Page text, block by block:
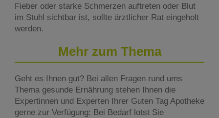
Fieber oder starke Schmerzen auftreten oder Blut
im Stuhl sichtbar ist, sollte ärztlicher Rat eingeholt
werden.
Mehr zum Thema
Geht es Ihnen gut? Bei allen Fragen rund ums
Thema gesunde Ernährung stehen Ihnen die
Expertinnen und Experten Ihrer Guten Tag Apotheke
gerne zur Verfügung: Bei Bedarf lotst Sie